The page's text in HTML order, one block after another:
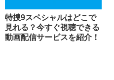
特捜9スペシャルはどこで
見れる？今すぐ視聴できる
動画配信サービスを紹介！